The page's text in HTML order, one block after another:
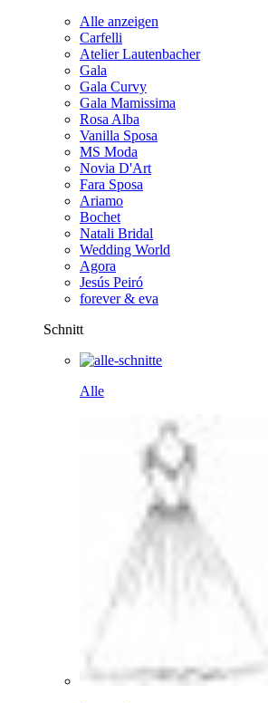
Alle anzeigen
Carfelli
Atelier Lautenbacher
Gala
Gala Curvy
Gala Mamissima
Rosa Alba
Vanilla Sposa
MS Moda
Novia D'Art
Fara Sposa
Ariamo
Bochet
Natali Bridal
Wedding World
Agora
Jesús Peiró
forever & eva
Schnitt
Alle